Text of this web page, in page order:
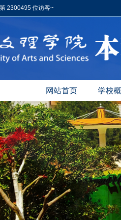
2300495 位访客~
网站首页 学校